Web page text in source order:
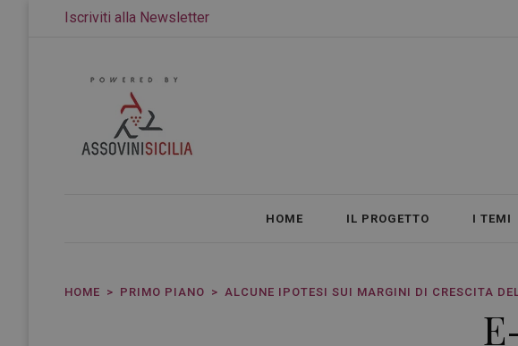
Iscriviti alla Newsletter
HOME IL PROGETTO I TEMI
HOME PRIMO PIANO ALCUNE IPOTESI SUI MARGINI DI CRESCITA